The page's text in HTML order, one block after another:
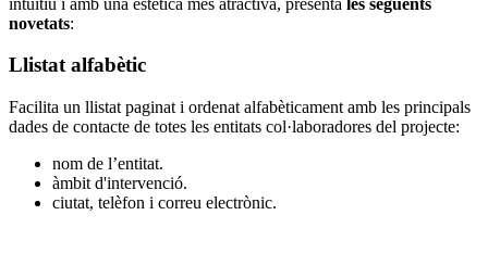
novetats:
Llistat alfabètic
Facilita un llistat paginat i ordenat alfabèticament amb les principals
dades de contacte de totes les entitats col·laboradores del projecte:
nom de l’entitat.
àmbit d'intervenció.
ciutat, telèfon i correu electrònic.